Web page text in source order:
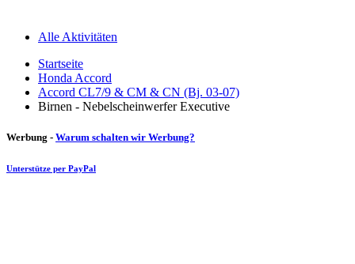
Alle Aktivitäten
Startseite
Honda Accord
Accord CL7/9 & CM & CN (Bj. 03-07)
Birnen - Nebelscheinwerfer Executive
Werbung - Warum schalten wir Werbung?
Unterstütze per PayPal